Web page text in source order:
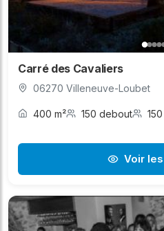
Carré des Cavaliers
06270 Villeneuve-Loubet
400 m² 150 debout
Voir